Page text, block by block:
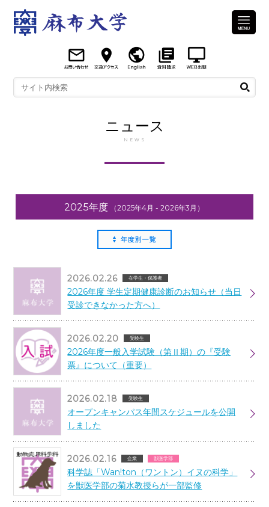
ニュース
NEWS
2025年度 （2025年4月 - 2026年3月）
2026.02.26 在学生・保護者
2026年度 学生定期健康診断のお知らせ（当日
受診できなかった方へ）
2026.02.20 受験生
2026年度一般入学試験（第Ⅱ期）の『受験
票』について（重要）
2026.02.18 受験生
オープンキャンパス年間スケジュールを公開
しました
2026.02.16 企業 獣医学部
科学誌「Wan!ton（ワントン）イヌの科学」
を獣医学部の菊水教授らが一部監修